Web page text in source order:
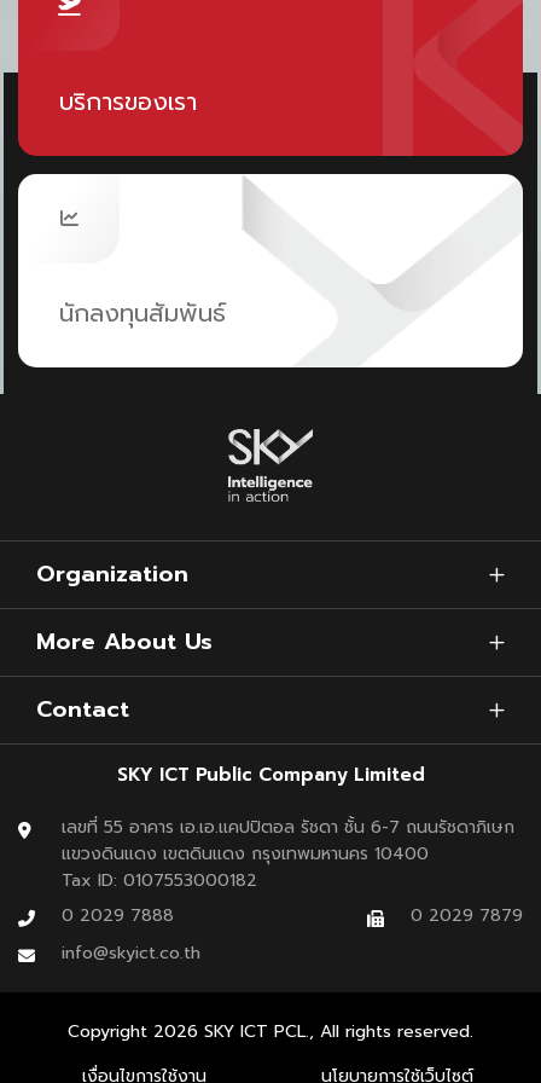
หลายคนยังไม่รู้ว่าวิธีการใช้ Google Bard และ ChatGPT
ว่าใช้ยังไง ไปดูกันเลย!
วิธีการใช้งาน Google Bard
และคลิกปุ่ม
ลงชื่อเข้าใช้
สมัครบัญชี Google
บริการของเรา
นักลงทุนสัมพันธ์
Organization
More About Us
Contact
SKY ICT Public Company Limited
เลขที่ 55 อาคาร เอ.เอ.แคปปิตอล รัชดา ชั้น 6-7 ถนนรัชดาภิเษก
แขวงดินแดง เขตดินแดง กรุงเทพมหานคร 10400
Tax ID: 0107553000182
0 2029 7888
0 2029 7879
info@skyict.co.th
Copyright 2026 SKY ICT PCL., All rights reserved.
เงื่อนไขการใช้งาน
นโยบายการใช้เว็บไซต์